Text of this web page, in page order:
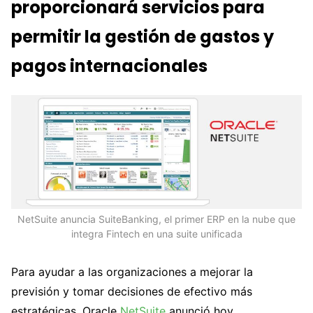
proporcionará servicios para
permitir la gestión de gastos y
pagos internacionales
NetSuite anuncia SuiteBanking, el primer ERP en la nube que
integra Fintech en una suite unificada
Para ayudar a las organizaciones a mejorar la
previsión y tomar decisiones de efectivo más